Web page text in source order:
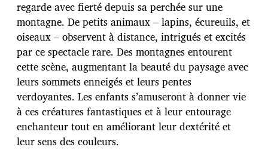
l
i
c
a
t
i
o
n
regarde avec fierté depuis sa perchée sur une
montagne. De petits animaux – lapins, écureuils, et
oiseaux – observent à distance, intrigués et excités
par ce spectacle rare. Des montagnes entourent
cette scène, augmentant la beauté du paysage avec
leurs sommets enneigés et leurs pentes
verdoyantes. Les enfants s’amuseront à donner vie
à ces créatures fantastiques et à leur entourage
enchanteur tout en améliorant leur dextérité et
leur sens des couleurs.